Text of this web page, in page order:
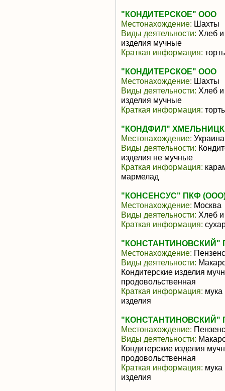
"КОНДИТЕРСКОЕ" ООО
Местонахождение: Шахты
Виды деятельности: Хлеб и
изделия мучные
Краткая информация:
"КОНДИТЕРСКОЕ" ООО
Местонахождение: Шахты
Виды деятельности: Хлеб и
изделия мучные
Краткая информация:
"КОНДФИЛ"
Местонахождение: Украина
Виды деятельности:
изделия не мучные
Краткая информация:
мармелад
"КОНСЕНСУС" ПКФ
Местонахождение: Москва
Виды деятельности: Хлеб
Краткая информация:
"КОНСТАНТИНОВСКИЙ"
Местонахождение:
Виды деятельности:
Кондитерские изделия
продовольственная
Краткая информация:
изделия
"КОНСТАНТИНОВСКИЙ"
Местонахождение:
Виды деятельности:
Кондитерские изделия
продовольственная
Краткая информация:
изделия